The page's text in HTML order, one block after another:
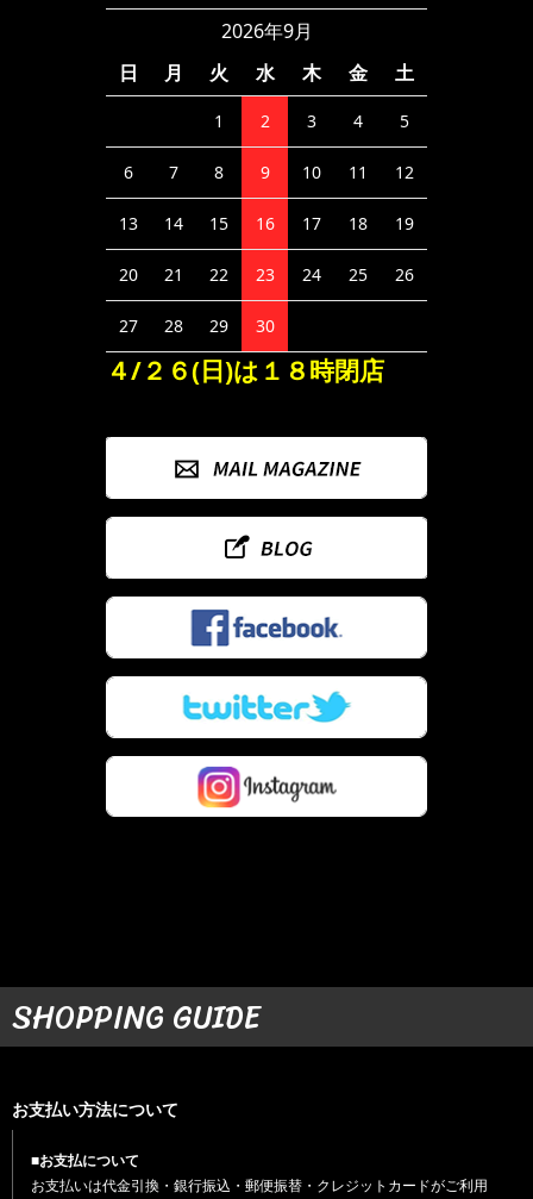
2026年9月
日
月 火 水 木 金 土
1 2 3 4 5
6 7 8 9 10 11 12
13 14 15 16 17 18 19
20 21 22 23 24 25 26
27 28 29 30
４/２６(日)は１８時閉店
SHOPPING GUIDE
お支払い方法について
■お支払について
お支払いは代金引換・銀行振込・郵便振替・クレジットカードがご利用